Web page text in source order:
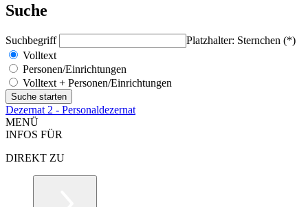
Suche
Suchbegriff
Platzhalter: Sternchen (*)
Volltext
Personen/Einrichtungen
Volltext + Personen/Einrichtungen
Dezernat 2 - Personaldezernat
MENÜ
INFOS FÜR
DIREKT ZU